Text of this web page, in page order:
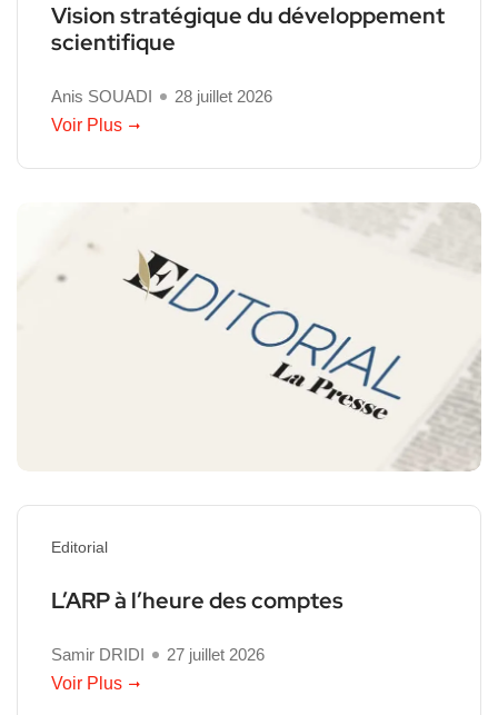
Vision stratégique du développement
scientifique
Anis SOUADI
28 juillet 2026
Voir Plus
Editorial
L’ARP à l’heure des comptes
Samir DRIDI
27 juillet 2026
Voir Plus